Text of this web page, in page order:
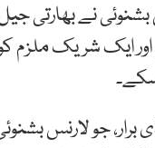
بشنوئی نے بھارتی
اور ایک شریک ملزم
جو لارنس